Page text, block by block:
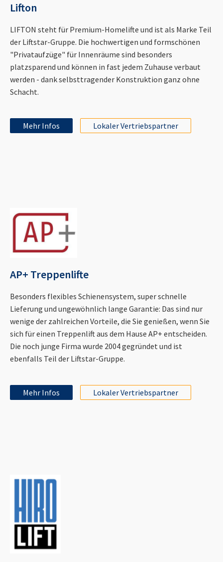
Lifton
LIFTON steht für Premium-Homelifte und ist als Marke Teil
der Liftstar-Gruppe. Die hochwertigen und formschönen
"Privataufzüge" für Innenräume sind besonders
platzsparend und können in fast jedem Zuhause verbaut
werden - dank selbsttragender Konstruktion ganz ohne
Schacht.
Mehr Infos Lokaler Vertriebspartner
AP+ Treppenlifte
Besonders flexibles Schienensystem, super schnelle
Lieferung und ungewöhnlich lange Garantie: Das sind nur
wenige der zahlreichen Vorteile, die Sie genießen, wenn Sie
sich für einen Treppenlift aus dem Hause AP+ entscheiden.
Die noch junge Firma wurde 2004 gegründet und ist
ebenfalls Teil der Liftstar-Gruppe.
Mehr Infos Lokaler Vertriebspartner